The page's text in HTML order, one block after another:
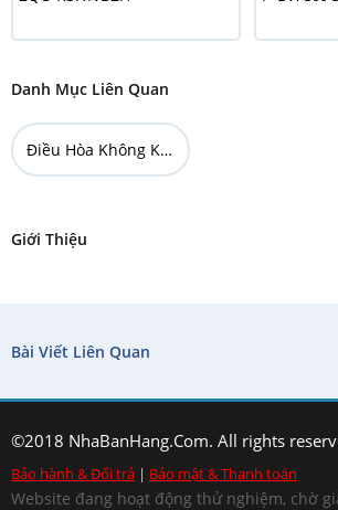
Danh Mục Liên Quan
Điều Hòa Không Khí
Giới Thiệu
Bài Viết Liên Quan
©2018 NhaBanHang.Com. All rights
Bảo hành & Đổi trả | Bảo mật & Thanh toán
Website đang hoạt động thử nghiệm, chờ